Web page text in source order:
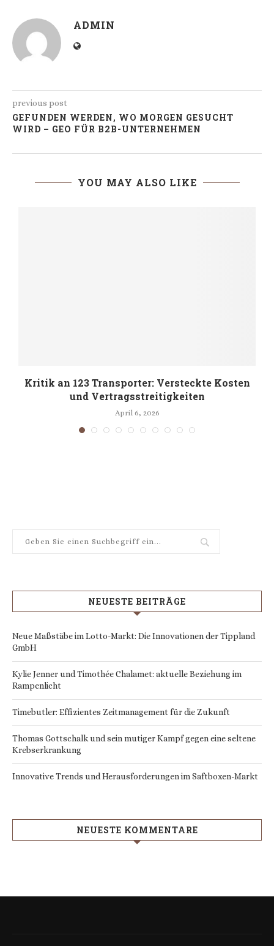
ADMIN
previous post
GEFUNDEN WERDEN, WO MORGEN GESUCHT
WIRD – GEO FÜR B2B-UNTERNEHMEN
YOU MAY ALSO LIKE
Kritik an 123 Transporter: Versteckte Kosten
und Vertragsstreitigkeiten
April 6, 2026
NEUESTE BEITRÄGE
Neue Maßstäbe im Lotto-Markt: Die Innovationen der Tippland
GmbH
Kylie Jenner und Timothée Chalamet: aktuelle Beziehung im
Rampenlicht
Timebutler: Effizientes Zeitmanagement für die Zukunft
Thomas Gottschalk und sein mutiger Kampf gegen eine seltene
Krebserkrankung
Innovative Trends und Herausforderungen im Saftboxen-Markt
NEUESTE KOMMENTARE